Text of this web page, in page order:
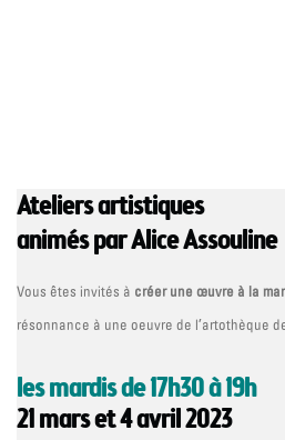
Ateliers artistiques
animés par Alice Assouline
Vous êtes invités à créer une œuvre à la
résonnance à une oeuvre de l’artothèque
les mardis de 17h30 à 19h
21 mars et 4 avril 2023